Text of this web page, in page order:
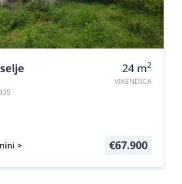
24 m2
VIKENDICA
> €67.900